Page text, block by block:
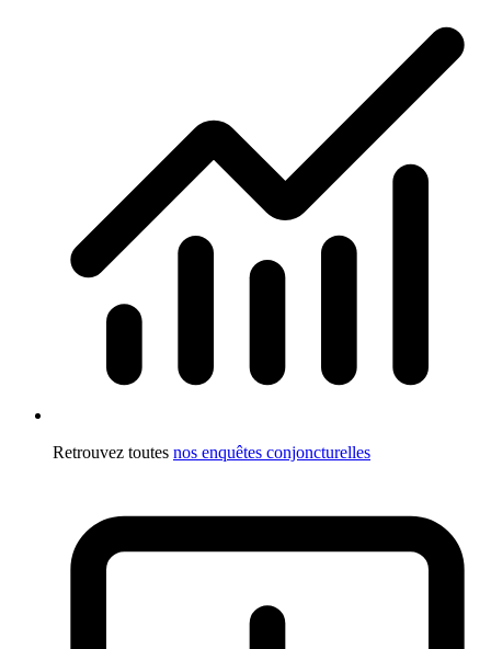
Retrouvez toutes nos enquêtes conjoncturelles